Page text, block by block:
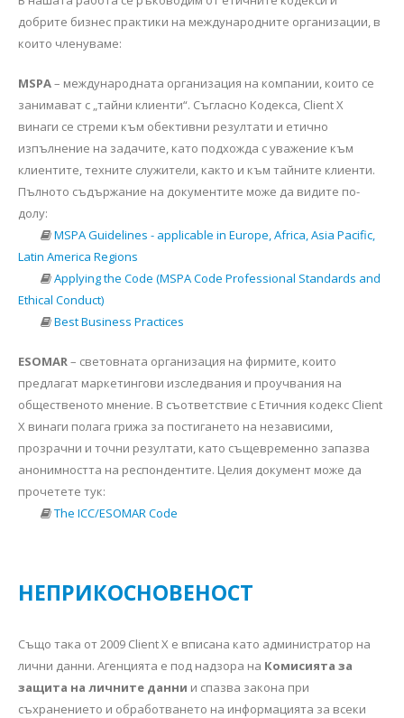
разбираме своите клиенти и не пестим усилия, за да
добрите бизнес практики на международните организации, в
които членуваме:
MSPA– международната организация на компании, които се
занимават с „тайни клиенти“. Съгласно Кодекса, Client X
винаги се стреми към обективни резултати и етично
изпълнение на задачите, като подхожда с уважение към
клиентите, техните служители, както и към тайните клиенти.
Пълното съдържание на документите може да видите по-
долу:
MSPA Guidelines - applicable in Europe, Africa, Asia Pacific,
Latin America Regions
Applying the Code (MSPA Code Professional Standards and
Ethical Conduct)
Best Business Practices
ESOMAR– световната организация на фирмите, които
предлагат маркетингови изследвания и проучвания на
общественото мнение. В съответствие с Етичния кодекс Client
X винаги полага грижа за постигането на независими,
прозрачни и точни резултати, като същевременно запазва
анонимността на респондентите. Целия документ може да
прочетете тук:
The ICC/ESOMAR Code
НЕПРИКОСНОВЕНОСТ
Също така от 2009 Client X е вписана като администратор на
лични данни. Агенцията е под надзора на Комисията за
защита на личните данни и спазва закона при
съхранението и обработването на информацията за всеки